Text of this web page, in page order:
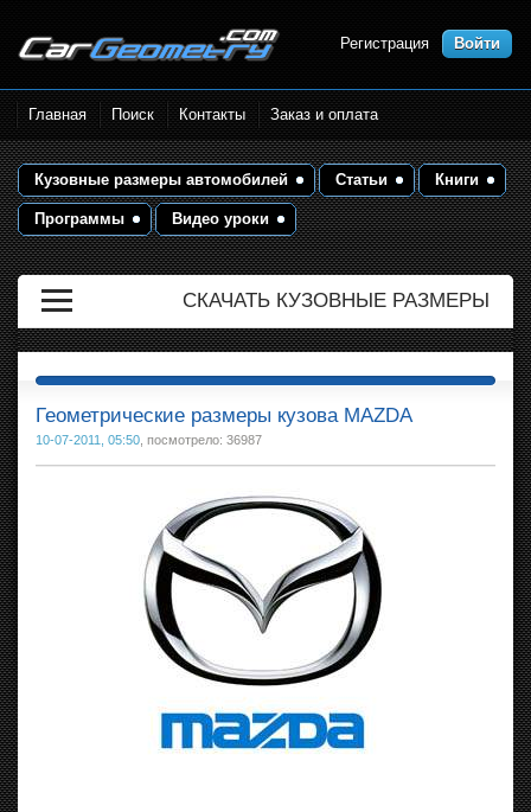
Размеры кузова автомобилей.
Контрольные точки и кузовные
размеры. Геометрия кузова
Регистрация Войти
Главная Поиск Контакты Заказ и оплата
Кузовные размеры автомобилей Статьи Книги
Программы Видео уроки
СКАЧАТЬ КУЗОВНЫЕ РАЗМЕРЫ
Геометрические размеры кузова MAZDA
10-07-2011, 05:50 , посмотрело: 36987